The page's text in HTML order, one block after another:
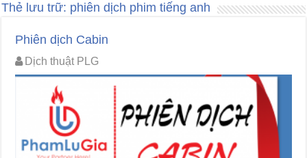
Thẻ lưu trữ: phiên dịch phim tiếng anh
Phiên dịch Cabin
Dịch thuật PLG